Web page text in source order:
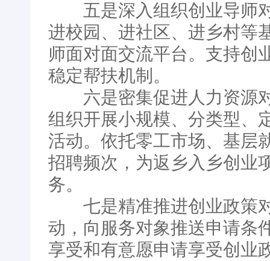
五是深入组织创业导师对
进校园、进社区、进乡村等
师面对面交流平台。支持创
稳定帮扶机制。
六是密集促进人力资源对
组织开展小规模、分类型、
活动。依托零工市场、基层
招聘频次，为返乡入乡创业
务。
七是精准推进创业政策对
动，向服务对象推送申请条
享受和有意愿申请享受创业